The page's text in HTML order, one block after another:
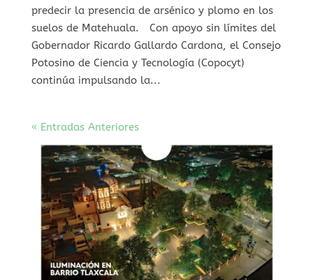
predecir la presencia de arsénico y plomo en los
suelos de Matehuala. Con apoyo sin límites del
Gobernador Ricardo Gallardo Cardona, el Consejo
Potosino de Ciencia y Tecnología (Copocyt)
continúa impulsando la...
« Entradas Anteriores